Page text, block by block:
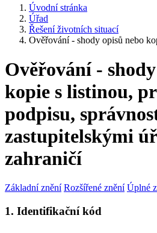
Úvodní stránka
Úřad
Řešení životních situací
Ověřování - shody opisů nebo
Ověřování -
kopie s listinou,
podpisu,
zastupitelskými
zahraničí
Základní znění Rozšířené znění Úplné
1. Identifikační kód